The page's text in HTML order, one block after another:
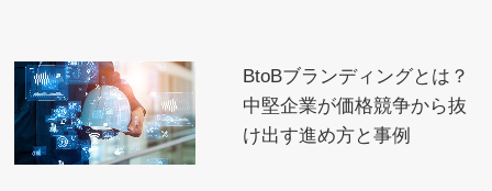
BtoBブランディングとは？
中堅企業が価格競争から抜
け出す進め方と事例